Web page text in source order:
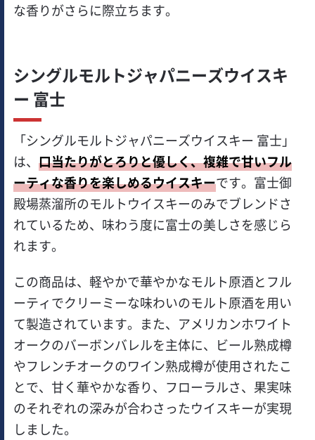
な香りがさらに際立ちます。
シングルモルトジャパニーズウイスキ
ー 富士
「シングルモルトジャパニーズウイスキー 富士」
は、口当たりがとろりと優しく、複雑で甘いフル
ーティな香りを楽しめるウイスキーです。富士御
殿場蒸溜所のモルトウイスキーのみでブレンドさ
れているため、味わう度に富士の美しさを感じら
れます。
この商品は、軽やかで華やかなモルト原酒とフル
ーティでクリーミーな味わいのモルト原酒を用い
て製造されています。また、アメリカンホワイト
オークのバーボンバレルを主体に、ビール熟成樽
やフレンチオークのワイン熟成樽が使用されたこ
とで、甘く華やかな香り、フローラルさ、果実味
のそれぞれの深みが合わさったウイスキーが実現
しました。